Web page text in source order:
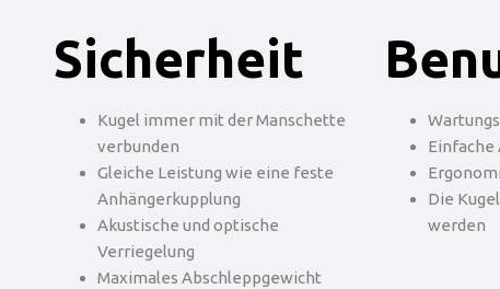
Sicherheit
Kugel immer mit der Manschette
verbunden
Gleiche Leistung wie eine feste
Anhängerkupplung
Akustische und optische
Verriegelung
Maximales Abschleppgewicht
Einfache
Die
werden